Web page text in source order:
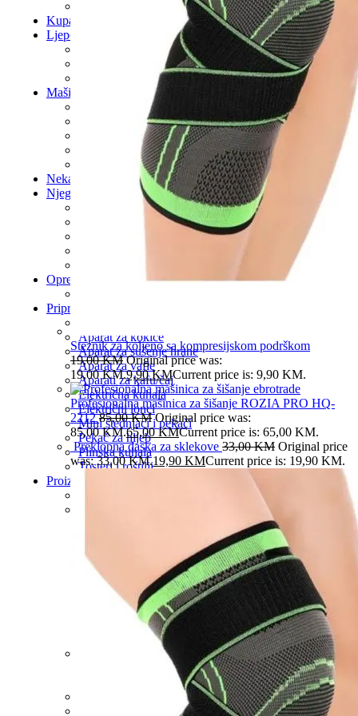
Kupatilo
Ljepota i zdravlje
Mašine i alati
Alat za rezanje
Nekategorisano
Njega rublja
Daske za peglanje
Mašina za pranje veša
Mašina za pranje veša/Sušilica
Oprema za automobile
Priprema hrane
Aparat za kokice
Aparat za sušenje hrane
Aparat za vafle
Aparati za kafu/čaj
Električna kuhala
Električni lonci
Mini štednjaci i pekači
Pekač za hljeb
Plinska kuhala
Tosteri i roštilji
Proizvodi za kuću
Frižideri/ Zamrzivači/ Vitrine
Mašina za pranje suđa
Mikrovalne pećnice
Štednjaci
Ugradbena pećnica
Ugradbena ploča
Vinske vitrine
Kuhinjski aparati
Aparati za kafu
Steznik za koljeno sa kompresijskom podrškom
19,00KM Original price was:
19,00 KM.9,90KMCurrent price is: 9,90 KM.
Profesionalna mašinica za šišanje ROZIA PRO HQ-
221285,00KM Original price was:
85,00 KM.65,00KMCurrent price is: 65,00 KM.
Preklopna daska za sklekove 33,00KM Original price
was: 33,00 KM.19,90 KMCurrent price is: 19,90 KM.